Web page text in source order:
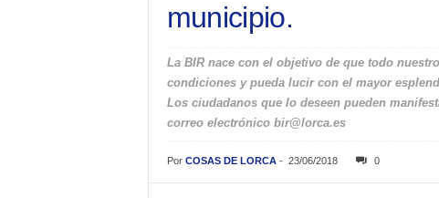
municipio.
La BIR nace con el objetivo de que todo
condiciones y pueda lucir con el mayor
Los ciudadanos que lo deseen pueden
correo electrónico bir@lorca.es
Por COSAS DE LORCA- 23/06/2018 0